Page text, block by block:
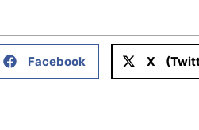
Facebook X